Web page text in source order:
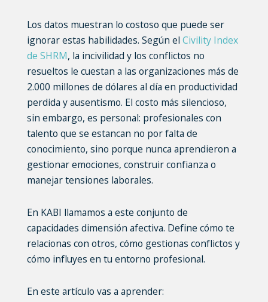
Los datos muestran lo costoso que puede ser
ignorar estas habilidades. Según el Civility Index
de SHRM, la incivilidad y los conflictos no
resueltos le cuestan a las organizaciones más de
2.000 millones de dólares al día en productividad
perdida y ausentismo. El costo más silencioso,
sin embargo, es personal: profesionales con
talento que se estancan no por falta de
conocimiento, sino porque nunca aprendieron a
gestionar emociones, construir confianza o
manejar tensiones laborales.
En KABI llamamos a este conjunto de
capacidades dimensión afectiva. Define cómo te
relacionas con otros, cómo gestionas conflictos y
cómo influyes en tu entorno profesional.
En este artículo vas a aprender: